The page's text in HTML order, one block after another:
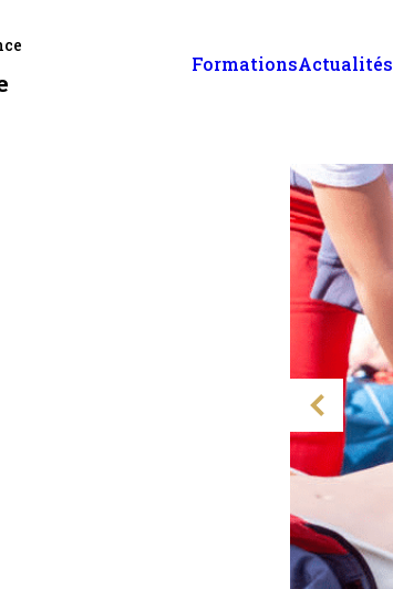
FormationsActualités
‹